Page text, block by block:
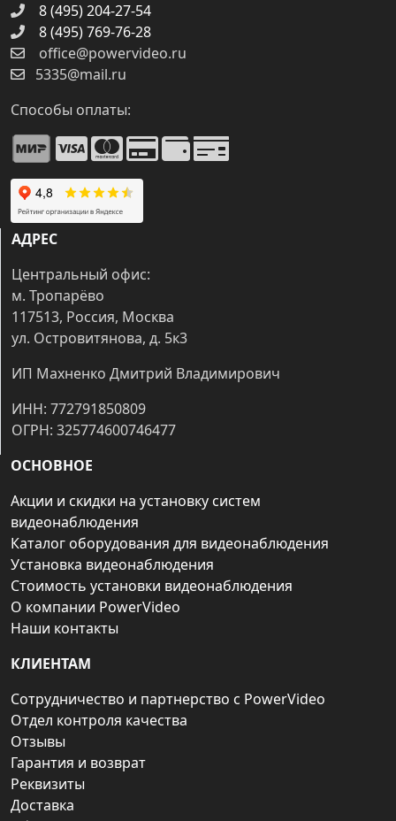
8 (495) 204-27-54
8 (495) 769-76-28
office@powervideo.ru
5335@mail.ru
Способы оплаты:
АДРЕС
Центральный офис:
м. Тропарёво
117513, Россия, Москва
ул. Островитянова, д. 5к3
ИП Махненко Дмитрий Владимирович
ИНН: 772791850809
ОГРН: 325774600746477
ОСНОВНОЕ
Акции и скидки на установку систем
видеонаблюдения
Каталог оборудования для видеонаблюдения
Установка видеонаблюдения
Стоимость установки видеонаблюдения
О компании PowerVideo
Наши контакты
КЛИЕНТАМ
Сотрудничество и партнерство с PowerVideo
Отдел контроля качества
Отзывы
Гарантия и возврат
Реквизиты
Доставка